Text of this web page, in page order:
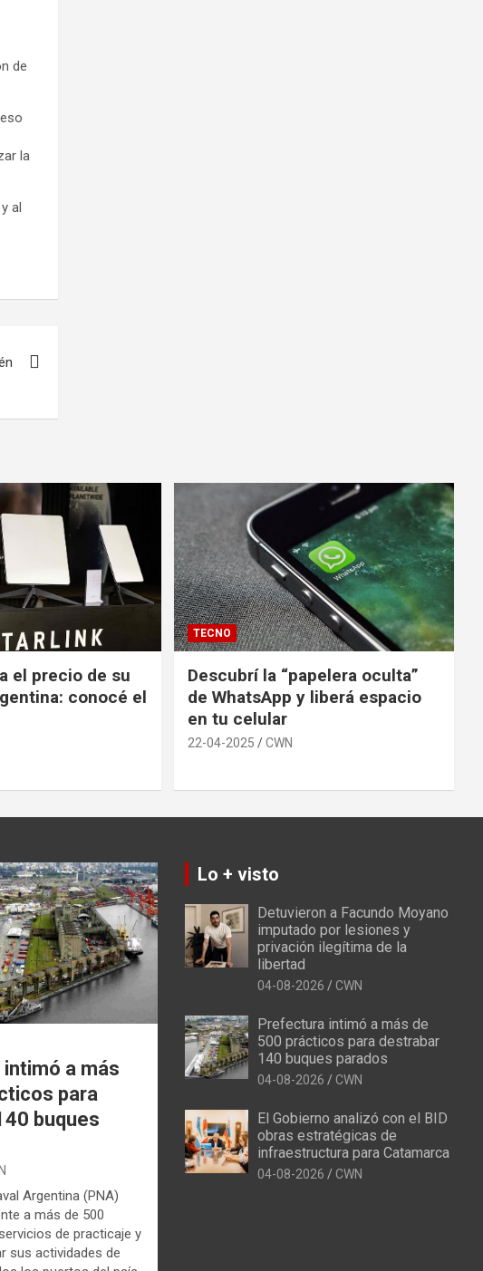
de
la
al
el precio de su
conocé el
TECNO
Descubrí la “papelera oculta”
de WhatsApp y liberá espacio
en tu celular
22-04-2025 CWN
a más
para
buques
Argentina (PNA)
a más de 500
de practicaje y
sus actividades de
Lo + visto
Detuvieron a Facundo Moyano
imputado por lesiones y
privación ilegítima de la
libertad
04-08-2026 CWN
Prefectura intimó a más de
500 prácticos para destrabar
140 buques parados
04-08-2026 CWN
El Gobierno analizó con el BID
obras estratégicas de
infraestructura para Catamarca
04-08-2026 CWN